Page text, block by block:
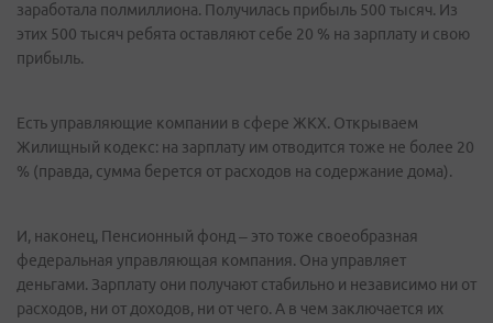
заработала полмиллиона. Получилась прибыль 500 тысяч. Из
этих 500 тысяч ребята оставляют себе 20 % на зарплату и свою
прибыль.
Есть управляющие компании в сфере ЖКХ. Открываем
Жилищный кодекс: на зарплату им отводится тоже не более 20
% (правда, сумма берется от расходов на содержание дома).
И, наконец, Пенсионный фонд – это тоже своеобразная
федеральная управляющая компания. Она управляет
деньгами. Зарплату они получают стабильно и независимо ни от
расходов, ни от доходов, ни от чего. А в чем заключается их